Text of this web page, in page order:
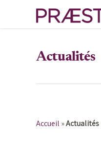
Actualités
Accueil »Actualités